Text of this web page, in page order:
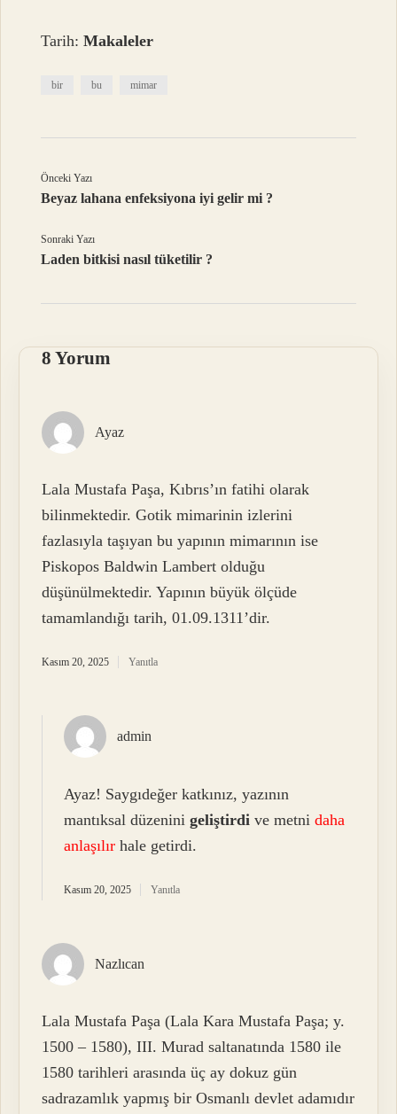
Tarih:Makaleler
bir bu mimar
Önceki Yazı
Beyaz lahana enfeksiyona iyi gelir mi ?
Sonraki Yazı
Laden bitkisi nasıl tüketilir ?
8 Yorum
Ayaz
Lala Mustafa Paşa, Kıbrıs’ın fatihi olarak
bilinmektedir. Gotik mimarinin izlerini
fazlasıyla taşıyan bu yapının mimarının ise
Piskopos Baldwin Lambert olduğu
düşünülmektedir. Yapının büyük ölçüde
tamamlandığı tarih, 01.09.1311’dir.
Kasım 20, 2025 Yanıtla
admin
Ayaz! Saygıdeğer katkınız, yazının
mantıksal düzeninigeliştirdi ve metnidaha
anlaşılır hale getirdi.
Kasım 20, 2025 Yanıtla
Nazlıcan
Lala Mustafa Paşa (Lala Kara Mustafa Paşa; y.
1500 – 1580), III. Murad saltanatında 1580 ile
1580 tarihleri arasında üç ay dokuz gün
sadrazamlık yapmış bir Osmanlı devlet adamıdır